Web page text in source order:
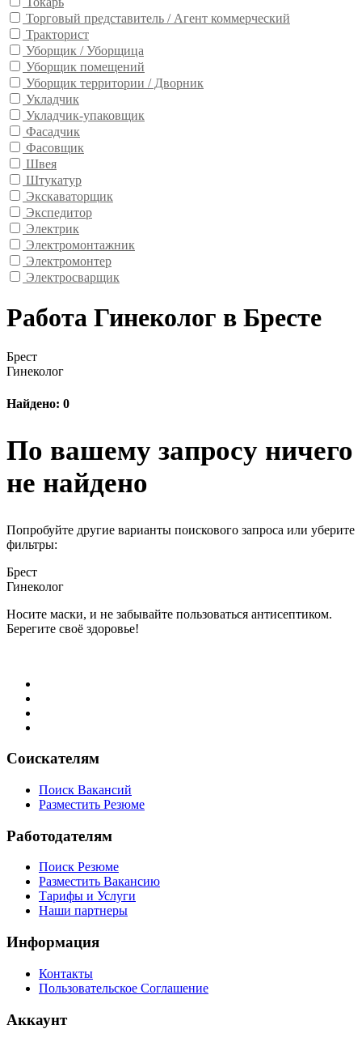
Торговый представитель / Агент коммерческий
Тракторист
Уборщик / Уборщица
Уборщик помещений
Уборщик территории / Дворник
Укладчик
Укладчик-упаковщик
Фасадчик
Фасовщик
Швея
Штукатур
Экскаваторщик
Экспедитор
Электрик
Электромонтажник
Электромонтер
Электросварщик
Работа Гинеколог в Бресте
Брест
Гинеколог
Найдено: 0
По вашему запросу ничего
не найдено
Попробуйте другие варианты поискового запроса или уберите
фильтры:
Брест
Гинеколог
Носите маски, и не забывайте пользоваться антисептиком.
Берегите своё здоровье!
Соискателям
Поиск Вакансий
Разместить Резюме
Работодателям
Поиск Резюме
Разместить Вакансию
Тарифы и Услуги
Наши партнеры
Информация
Контакты
Пользовательское Соглашение
Аккаунт